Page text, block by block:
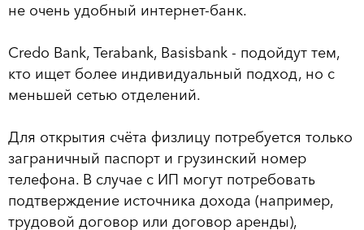
не очень удобный интернет-банк.
Credo Bank, Terabank, Basisbank - подойдут тем,
кто ищет более индивидуальный подход, но с
меньшей сетью отделений.
Для открытия счёта физлицу потребуется только
заграничный паспорт и грузинский номер
телефона. В случае с ИП могут потребовать
подтверждение источника дохода (например,
трудовой договор или договор аренды),